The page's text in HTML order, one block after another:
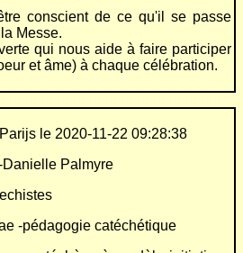
conscient de ce qu'il se passe
Messe.
qui nous aide à faire participer
et âme) à chaque célébration.
le 2020-11-22 09:28:38
Danielle Palmyre
-pédagogie catéchétique